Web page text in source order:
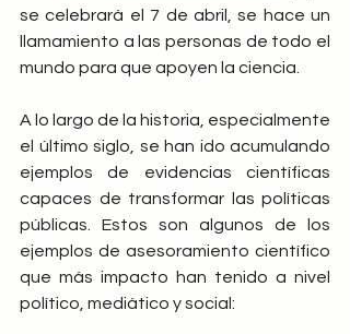
se celebrará el 7 de abril, se hace un
llamamiento a las personas de todo el
mundo para que apoyen la ciencia.
A lo largo de la historia, especialmente
el último siglo, se han ido acumulando
ejemplos de evidencias científicas
capaces de transformar las políticas
públicas. Estos son algunos de los
ejemplos de asesoramiento científico
que más impacto han tenido a nivel
político, mediático y social: